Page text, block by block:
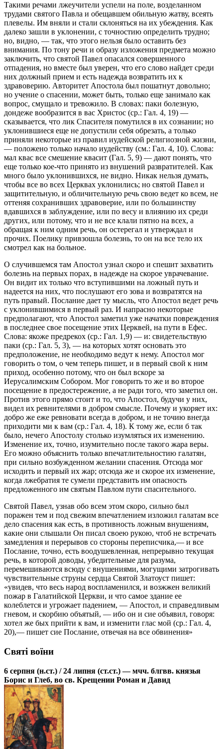
Такими речами лжеучители успели на поле, возделанном
трудами святого Павла и обещавшем обильную жатву, всеять
плевелы. Им вняли и стали склоняться на их убеждения. Как
далеко зашли в уклонении, с точностию определить трудно;
но, видно, — так, что этого нельзя было оставить без
внимания. По тону речи и образу изложения предмета можно
заключить, что святой Павел опасался совершенного
отпадения, но вместе был уверен, что его слово найдет среди
них должный прием и есть надежда возвратить их к
здравоверию. Авторитет Апостола был пошатнут довольно;
но учение о спасении, может быть, только еще занимало как
вопрос, смущало и тревожило. В словах: паки болезную,
дондеже вообразится в вас Христос (ср.: Гал. 4, 19) —
сказывается, что лик Спасителя помутился в их сознании; но
уклонившиеся еще не допустили себя обрезать, а только
приняли некоторые из правил иудейской религиозной жизни,
— положено только начало иудейству (см.: Гал. 4, 10). Слова:
мал квас все смешение квасит (Гал. 5, 9) — дают понять, что
еще только кое-что принято из внушений развратителей. Как
много было уклонившихся, не видно. Никак нельзя думать,
чтобы все во всех Церквах уклонились; но святой Павел и
защитительную, и обличительную речь свою ведет ко всем, не
оттеняя сохранивших здравоверие, или по большинству
вдавшихся в заблуждение, или по весу и влиянию их среди
других, или потому, что и не все клали пятно на всех, а
обращая к ним одним речь, он остерегал и утверждал и
прочих. Поелику привзошла болезнь, то он на все тело их
смотрел как на больное.
О случившемся там Апостол узнал скоро и спешит захватить
болезнь на первых порах, в надежде на скорое уврачевание.
Он видит их только что вступившими на ложный путь и
надеется на них, что послушают его зова и возвратятся на
путь правый. Послание дает ту мысль, что Апостол ведет речь
с уклонившимися в первый раз. И напрасно некоторые
предполагают, что Апостол заметил уже начатки повреждения
в последнее свое посещение этих Церквей, на пути в Ефес.
Слова: якоже предрекох (ср.: Гал. 1,9) — и: свидетельствую
паки (ср.: Гал. 5, 3), — на которых хотят основать это
предположение, не необходимо ведут к нему. Апостол мог
говорить о том, о чем теперь пишет, и в первый свой к ним
приход, особенно потому, что он был вскоре за
Иерусалимским Собором. Мог говорить то же и во второе
посещение в предостережение, а не ради того, что заметил он.
Против этого прямо стоит и то, что Апостол, будучи у них,
видел их ревнителями в добром смысле. Почему и укоряет их:
добро же еже ревновати всегда в добром, и не точию внегда
приходити ми к вам (ср.: Гал. 4, 18). К тому же, если б так
было, нечего Апостолу столько изумляться их изменению.
Изменение их, точно, изумительно после такого жара веры.
Его можно объяснить только впечатлительностию галатян,
при сильно возбужденном желании спасения. Отсюда мог
исходить и первый их жар; отсюда же и скорое их изменение,
когда лжебратия те сумели представить им опасность
предложенного им святым Павлом пути спасительного.
Святой Павел, узнав обо всем этом скоро, сильно был
поражен тем и под свежим впечатлением изложил галатам все
дело спасения как есть, в противность ложным внушениям,
какие они слышали Он писал своею рукою, чтоб не встречать
замедления и перерывов со стороны переписчика,— и все
Послание, точно, есть воодушевленная, непрерывно текущая
речь, в которой доводы, убедительные для разума,
перемешиваются всюду с внушениями, могущими затрогивать
чувствительные струны сердца Святой Златоуст пишет:
«увидев, что весь народ воспламенился, и возжжен великий
пожар в Галатийской Церкви, и что самое здание ее
колеблется и угрожает падением, — Апостол, и справедливым
гневом, и скорбию объятый, — ибо он и сие объявил, говоря:
хотел же бых прийти к вам, и изменити глас мой (ср.: Гал. 4,
20),— пишет сие Послание, отвечая на все обвинения»
Святі воїни
6 серпня (н.ст.) / 24 липня (ст.ст.) — мчч. блгвв. князья
Борис и Глеб, во св. Крещении Роман и Давид